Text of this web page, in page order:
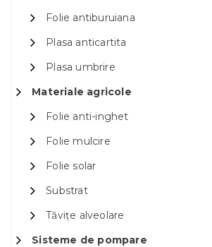
Folie antiburuiana
Plasa anticartita
Plasa umbrire
Materiale agricole
Folie anti-inghet
Folie mulcire
Folie solar
Substrat
Tăvițe alveolare
Sisteme de pompare